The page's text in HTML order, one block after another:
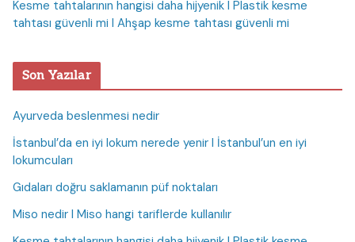
Kesme tahtalarının hangisi daha hijyenik I Plastik kesme
tahtası güvenli mi I Ahşap kesme tahtası güvenli mi
Son Yazılar
Ayurveda beslenmesi nedir
İstanbul’da en iyi lokum nerede yenir I İstanbul’un en iyi
lokumcuları
Gıdaları doğru saklamanın püf noktaları
Miso nedir I Miso hangi tariflerde kullanılır